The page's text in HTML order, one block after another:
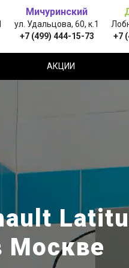
Мичуринский
ул. Удальцова, 60, к.1
+7 (499) 444-15-73
+7
АКЦИИ
Москве